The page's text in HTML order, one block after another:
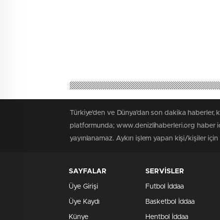
Türkiye'den ve Dünya’dan son dakika
platformunda; www.denizlihaberleri.org haber
yayınlanamaz. Aykırı işlem yapan kişi/kişiler
SAYFALAR
Üye Girişi
Üye Kaydı
Künye
SERVİSLER
Futbol İddaa
Basketbol İddaa
Hentbol İddaa